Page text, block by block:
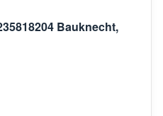
Bauknecht,